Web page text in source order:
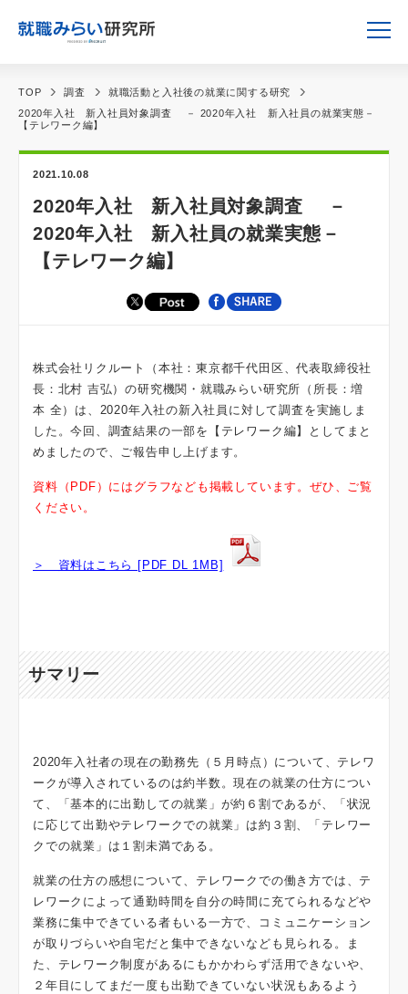
TOP 調査
就職活動と入社後の就業に関する研究
2020年入社 新入社員対象調査 － 2020年入社 新入社員の就業実態－
【テレワーク編】
2021.10.08
2020年入社 新入社員対象調査 －
2020年入社 新入社員の就業実態－
【テレワーク編】
株式会社リクルート（本社：東京都千代田区、代表取締役社
長：北村 吉弘）の研究機関・就職みらい研究所（所長：増
本 全）は、2020年入社の新入社員に対して調査を実施しま
した。今回、調査結果の一部を【テレワーク編】としてまと
めましたので、ご報告申し上げます。
資料（PDF）にはグラフなども掲載しています。ぜひ、ご覧
ください。
＞ 資料はこちら [PDF DL 1MB]
サマリー
2020年入社者の現在の勤務先（５月時点）について、テレワ
ークが導入されているのは約半数。現在の就業の仕方につい
て、「基本的に出勤しての就業」が約６割であるが、「状況
に応じて出勤やテレワークでの就業」は約３割、「テレワー
クでの就業」は１割未満である。
就業の仕方の感想について、テレワークでの働き方では、テ
レワークによって通勤時間を自分の時間に充てられるなどや
業務に集中できている者もいる一方で、コミュニケーション
が取りづらいや自宅だと集中できないなども見られる。ま
た、テレワーク制度があるにもかかわらず活用できないや、
２年目にしてまだ一度も出勤できていない状況もあるよう